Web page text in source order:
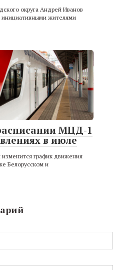
округа Андрей Иванов
инициативными жителями
МЦД-1
в июле
график движения
Белорусском и